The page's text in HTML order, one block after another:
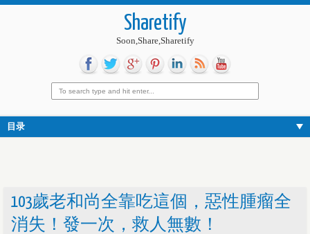
Sharetify
Soon,Share,Sharetify
目录
103歲老和尚全靠吃這個，惡性腫瘤全
消失！發一次，救人無數！